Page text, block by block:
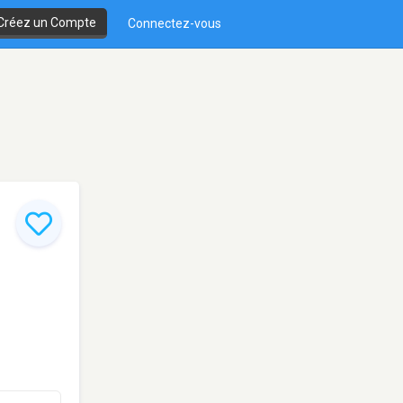
un Compte Connectez-vous